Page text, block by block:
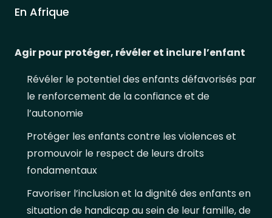
En Afrique
Agir pour protéger, révéler et inclure l’enfant
Révéler le potentiel des enfants défavorisés par
le renforcement de la confiance et de
l’autonomie
Protéger les enfants contre les violences et
promouvoir le respect de leurs droits
fondamentaux
Favoriser l’inclusion et la dignité des enfants en
situation de handicap au sein de leur famille, de